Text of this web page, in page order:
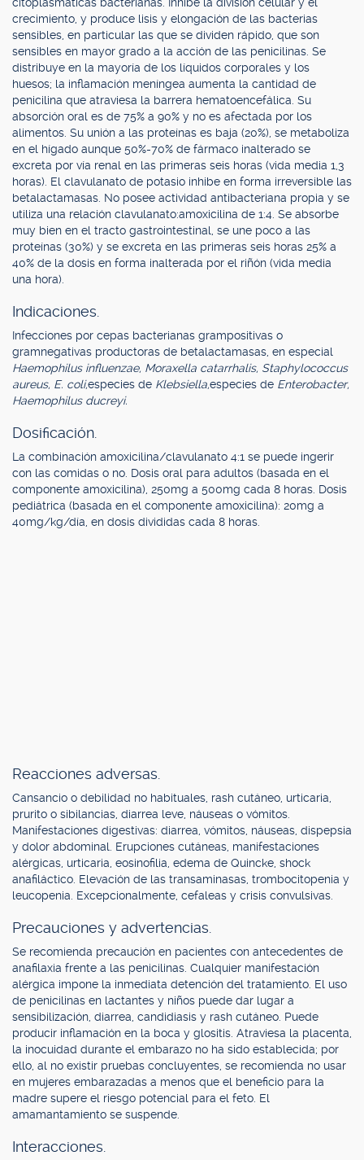
crecimiento, y produce lisis y elongación de las bacterias
sensibles, en particular las que se dividen rápido, que son
sensibles en mayor grado a la acción de las penicilinas. Se
distribuye en la mayoría de los líquidos corporales y los
huesos; la inflamación meníngea aumenta la cantidad de
penicilina que atraviesa la barrera hematoencefálica. Su
absorción oral es de 75% a 90% y no es afectada por los
alimentos. Su unión a las proteínas es baja (20%), se metaboliza
en el hígado aunque 50%-70% de fármaco inalterado se
excreta por vía renal en las primeras seis horas (vida media 1,3
horas). El clavulanato de potasio inhibe en forma irreversible las
betalactamasas. No posee actividad antibacteriana propia y se
utiliza una relación clavulanato:amoxicilina de 1:4. Se absorbe
muy bien en el tracto gastrointestinal, se une poco a las
proteínas (30%) y se excreta en las primeras seis horas 25% a
40% de la dosis en forma inalterada por el riñón (vida media
una hora).
Indicaciones.
Infecciones por cepas bacterianas grampositivas o
gramnegativas productoras de betalactamasas, en especial
Haemophilus influenzae, Moraxella catarrhalis, Staphylococcus
aureus, E. coli,especies de Klebsiella,especies de Enterobacter,
Haemophilus ducreyi.
Dosificación.
La combinación amoxicilina/clavulanato 4:1 se puede ingerir
con las comidas o no. Dosis oral para adultos (basada en el
componente amoxicilina), 250mg a 500mg cada 8 horas. Dosis
pediátrica (basada en el componente amoxicilina): 20mg a
40mg/kg/día, en dosis divididas cada 8 horas.
Reacciones adversas.
Cansancio o debilidad no habituales, rash cutáneo, urticaria,
prurito o sibilancias, diarrea leve, náuseas o vómitos.
Manifestaciones digestivas: diarrea, vómitos, náuseas, dispepsia
y dolor abdominal. Erupciones cutáneas, manifestaciones
alérgicas, urticaria, eosinofilia, edema de Quincke, shock
anafiláctico. Elevación de las transaminasas, trombocitopenia y
leucopenia. Excepcionalmente, cefaleas y crisis convulsivas.
Precauciones y advertencias.
Se recomienda precaución en pacientes con antecedentes de
anafilaxia frente a las penicilinas. Cualquier manifestación
alérgica impone la inmediata detención del tratamiento. El uso
de penicilinas en lactantes y niños puede dar lugar a
sensibilización, diarrea, candidiasis y rash cutáneo. Puede
producir inflamación en la boca y glositis. Atraviesa la placenta,
la inocuidad durante el embarazo no ha sido establecida; por
ello, al no existir pruebas concluyentes, se recomienda no usar
en mujeres embarazadas a menos que el beneficio para la
madre supere el riesgo potencial para el feto. El
amamantamiento se suspende.
Interacciones.